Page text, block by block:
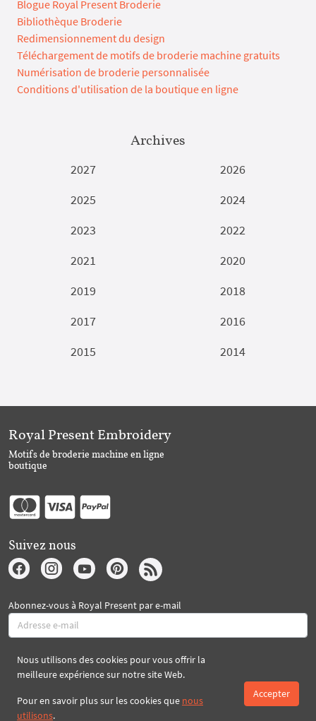
Blogue Royal Present Broderie
Bibliothèque Broderie
Redimensionnement du design
Téléchargement de motifs de broderie machine gratuits
Numérisation de broderie personnalisée
Conditions d'utilisation de la boutique en ligne
Archives
2027
2026
2025
2024
2023
2022
2021
2020
2019
2018
2017
2016
2015
2014
Nous utilisons des cookies pour vous offrir la
meilleure expérience sur notre site Web.
Pour en savoir plus sur les cookies que nous
utilisons.
Accepter
Royal Present Embroidery
Motifs de broderie machine en ligne
boutique
Suivez nous
Abonnez-vous à Royal Present par e-mail
S'abonner
Créé par 2026 Royal-Present.com ©